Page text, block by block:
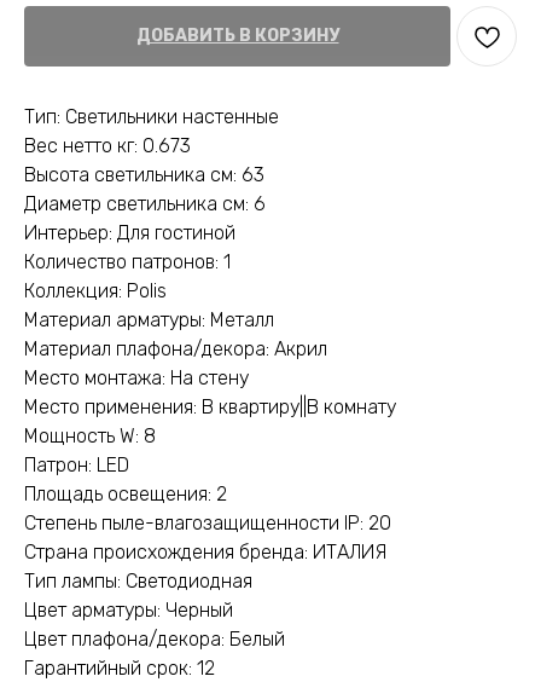
ДОБАВИТЬ В КОРЗИНУ
Тип: Светильники настенные
Вес нетто кг: 0.673
Высота светильника см: 63
Диаметр светильника см: 6
Интерьер: Для гостиной
Количество патронов: 1
Коллекция: Polis
Материал арматуры: Металл
Материал плафона/декора: Акрил
Место монтажа: На стену
Место применения: В квартиру||В комнату
Мощность W: 8
Патрон: LED
Площадь освещения: 2
Степень пыле-влагозащищенности IP: 20
Страна происхождения бренда: ИТАЛИЯ
Тип лампы: Светодиодная
Цвет арматуры: Черный
Цвет плафона/декора: Белый
Гарантийный срок: 12